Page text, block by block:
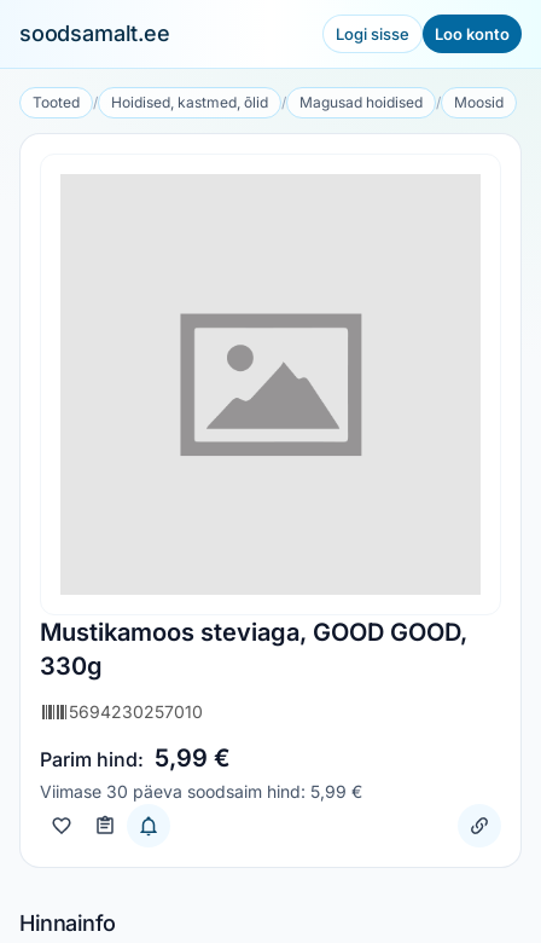
soodsamalt.ee Logi sisse Loo konto
Tooted / Hoidised, kastmed, õlid / Magusad hoidised / Moosid
Mustikamoos steviaga, GOOD GOOD,
330g
5694230257010
Parim hind: 5,99 €
Viimase 30 päeva soodsaim hind: 5,99 €
Hinnainfo